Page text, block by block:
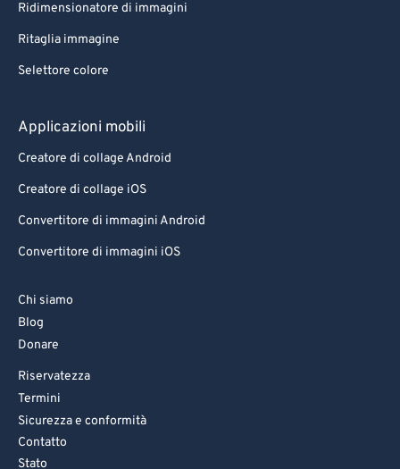
Ridimensionatore di immagini
Ritaglia immagine
Selettore colore
Applicazioni mobili
Creatore di collage Android
Creatore di collage iOS
Convertitore di immagini Android
Convertitore di immagini iOS
Chi siamo
Blog
Donare
Riservatezza
Termini
Sicurezza e conformità
Contatto
Stato